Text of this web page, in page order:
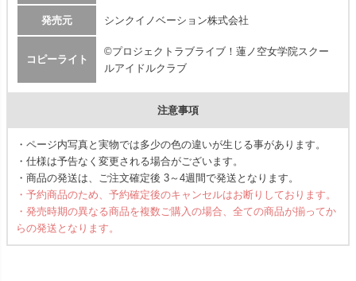
発売元 シンクイノベーション株式会社
コピーライト
©プロジェクトラブライブ！蓮ノ空女学院スクー
ルアイドルクラブ
注意事項
・ページ内写真と実物では多少の色の違いが生じる事があります。
・仕様は予告なく変更される場合がございます。
・商品の発送は、ご注文確定後 3～4週間で発送となります。
・予約商品のため、予約確定後のキャンセルはお断りしております。
・発売時期の異なる商品を複数ご購入の場合、全ての商品が揃ってか
らの発送となります。